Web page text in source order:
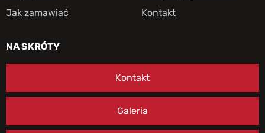
Jak zamawiać
Kontakt
NA SKRÓTY
Kontakt
Galeria